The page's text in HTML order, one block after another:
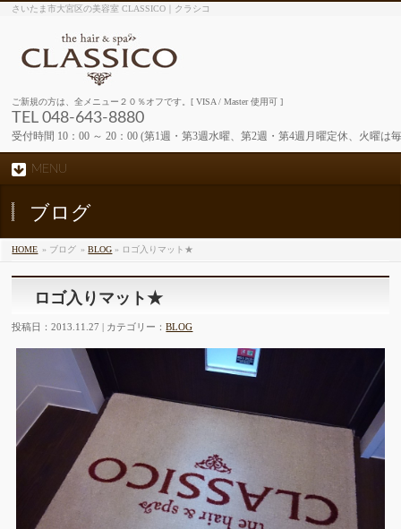
さいたま市大宮区の美容室 CLASSICO｜クラシコ
ご新規の方は、全メニュー２０％オフです。[ VISA / Master 使用可 ]
TEL 048-643-8880
受付時間 10：00 ～ 20：00 (第1週・第3週水曜、第2週・第4週月曜定休、火曜は
MENU
ブログ
HOME » ブログ »BLOG » ロゴ入りマット★
ロゴ入りマット★
投稿日：2013.11.27 | カテゴリー：BLOG